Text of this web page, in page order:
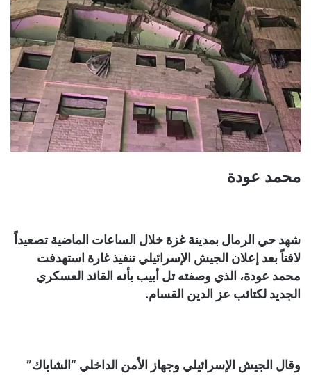
محمد عودة
شهد حي الرمال بمدينة غزة خلال الساعات الماضية تصعيداً
لافتاً بعد إعلان الجيش الإسرائيلي تنفيذ غارة استهدفت
محمد عودة، الذي وصفته تل أبيب بأنه القائد العسكري
الجديد لكتائب عز الدين القسام.
وقال الجيش الإسرائيلي وجهاز الأمن الداخلي “الشاباك”